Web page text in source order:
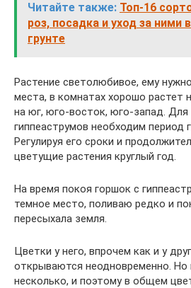
Читайте также: Топ-16
роз, посадка и уход за ними
грунте
Растение светолюбивое, ему
места, в комнатах хорошо растет
на юг, юго-восток, юго-запад. Для
гиппеаструмов необходим период
Регулируя его сроки и
цветущие растения круглый год.
На время покоя горшок с
темное место, поливаю редко и
пересыхала земля.
Цветки у него, впрочем как и у
открываются неодновременно. Но
несколько, и поэтому в общем